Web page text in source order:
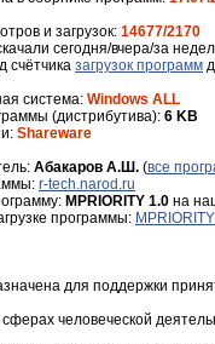
и загрузок: 14677/2170
сегодня/вчера/за
счётчика загрузок программ
система: Windows ALL
(дистрибутива): 6 KB
Shareware
Абакаров А.Ш. (все
r-tech.narod.ru
MPRIORITY 1.0 на
программы:
для поддержки
человеческой